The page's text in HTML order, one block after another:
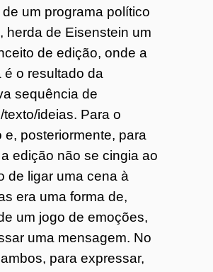
um programa político
herda de Eisenstein um
de edição, onde a
é o resultado da
sequência de
texto/ideias. Para o
e, posteriormente, para
edição não se cingia ao
de ligar uma cena à
era uma forma de,
um jogo de emoções,
uma mensagem. No
para expressar,